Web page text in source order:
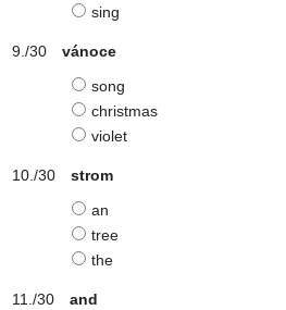
sing
vánoce
song
christmas
violet
strom
an
tree
the
and